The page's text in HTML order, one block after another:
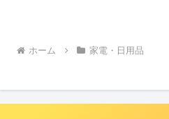
ホーム 家電・日用品